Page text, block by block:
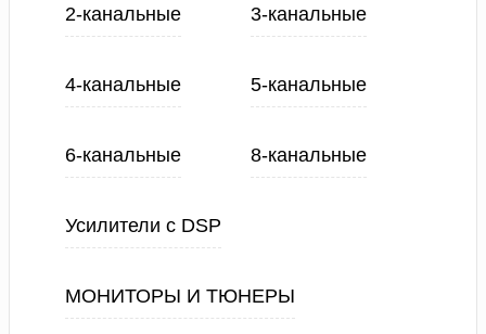
2-канальные 3-канальные
4-канальные 5-канальные
6-канальные 8-канальные
Усилители с DSP
МОНИТОРЫ И ТЮНЕРЫ